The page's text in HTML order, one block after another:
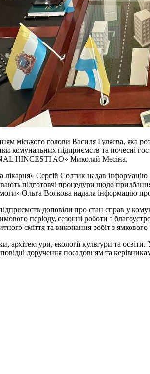
міського голови Василя Гуляєва, яка
комунальних підприємств та почесні
HINCESTI AO» Миколай Месіна.
Сергій Солтик надав інформацію
підготовчі процедури щодо
Ольга Волкова надала інформацію
доповіли про стан справ у
періоду, сезонні роботи з
сміття та виконання робіт з
архітектури, екології культури та
доручення посадовцям та